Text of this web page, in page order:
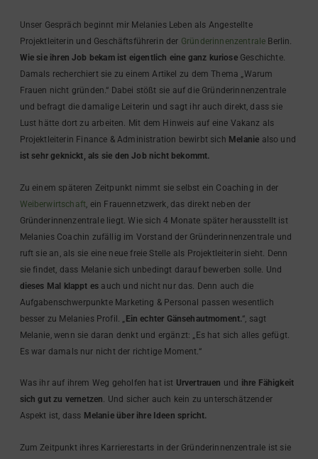
Unser Gespräch beginnt mir Melanies Leben als Angestellte
Projektleiterin und Geschäftsführerin der Gründerinnenzentrale Berlin.
Wie sie ihren Job bekam ist eigentlich eine ganz kuriose Geschichte.
Damals recherchiert sie zu einem Artikel zu dem Thema „Warum
Frauen nicht gründen.“ Dabei stößt sie auf die Gründerinnenzentrale
und befragt die damalige Leiterin und sagt ihr auch direkt, dass sie
Lust hätte dort zu arbeiten. Mit dem Hinweis auf eine Vakanz als
Projektleiterin Finance & Administration bewirbt sich Melanie also und
ist sehr geknickt, als sie den Job nicht bekommt.
Zu einem späteren Zeitpunkt nimmt sie selbst ein Coaching in der
Weiberwirtschaft , ein Frauennetzwerk, das direkt neben der
Gründerinnenzentrale liegt. Wie sich 4 Monate später herausstellt ist
Melanies Coachin zufällig im Vorstand der Gründerinnenzentrale und
ruft sie an, als sie eine neue freie Stelle als Projektleiterin sieht. Denn
sie findet, dass Melanie sich unbedingt darauf bewerben solle. Und
dieses Mal klappt es auch und nicht nur das. Denn auch die
Aufgabenschwerpunkte Marketing & Personal passen wesentlich
besser zu Melanies Profil. „
Ein echter Gänsehautmoment.“, sagt
Melanie, wenn sie daran denkt und ergänzt: „Es hat sich alles gefügt.
Es war damals nur nicht der richtige Moment.“
Was ihr auf ihrem Weg geholfen hat ist Urvertrauen und ihre Fähigkeit
sich gut zu vernetzen. Und sicher auch kein zu unterschätzender
Aspekt ist, dass Melanie über ihre Ideen spricht.
Zum Zeitpunkt ihres Karrierestarts in der Gründerinnenzentrale ist sie